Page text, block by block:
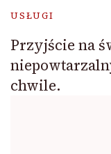
USŁUGI
Przyjście na
chwile.